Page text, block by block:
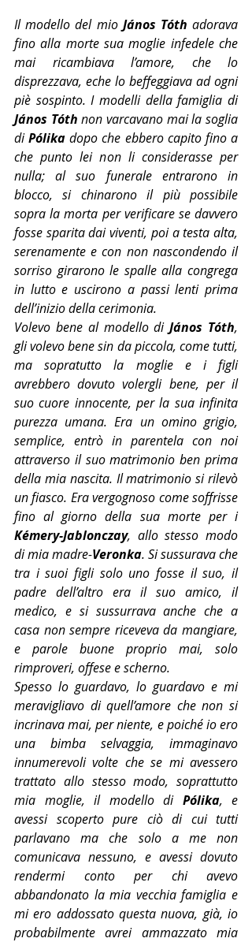
Il modello del mio János Tóth adorava
fino alla morte sua moglie infedele che
mai ricambiava l’amore, che lo
disprezzava, eche lo beffeggiava ad ogni
piè sospinto. I modelli della famiglia di
János Tóth non varcavano mai la soglia
di Pólika dopo che ebbero capito fino a
che punto lei non li considerasse per
nulla; al suo funerale entrarono in
blocco, si chinarono il più possibile
sopra la morta per verificare se davvero
fosse sparita dai viventi, poi a testa alta,
serenamente e con non nascondendo il
sorriso girarono le spalle alla congrega
in lutto e uscirono a passi lenti prima
dell’inizio della cerimonia.
Volevo bene al modello di János Tóth,
gli volevo bene sin da piccola, come tutti,
ma sopratutto la moglie e i figli
avrebbero dovuto volergli bene, per il
suo cuore innocente, per la sua infinita
purezza umana. Era un omino grigio,
semplice, entrò in parentela con noi
attraverso il suo matrimonio ben prima
della mia nascita. Il matrimonio si rilevò
un fiasco. Era vergognoso come soffrisse
fino al giorno della sua morte per i
Kémery-Jablonczay, allo stesso modo
di mia madre-Veronka. Si sussurava che
tra i suoi figli solo uno fosse il suo, il
padre dell’altro era il suo amico, il
medico, e si sussurrava anche che a
casa non sempre riceveva da mangiare,
e parole buone proprio mai, solo
rimproveri, offese e scherno.
Spesso lo guardavo, lo guardavo e mi
meravigliavo di quell’amore che non si
incrinava mai, per niente, e poiché io ero
una bimba selvaggia, immaginavo
innumerevoli volte che se mi avessero
trattato allo stesso modo, soprattutto
mia moglie, il modello di Pólika, e
avessi scoperto pure ciò di cui tutti
parlavano ma che solo a me non
comunicava nessuno, e avessi dovuto
rendermi conto per chi avevo
abbandonato la mia vecchia famiglia e
mi ero addossato questa nuova, già, io
probabilmente avrei ammazzato mia